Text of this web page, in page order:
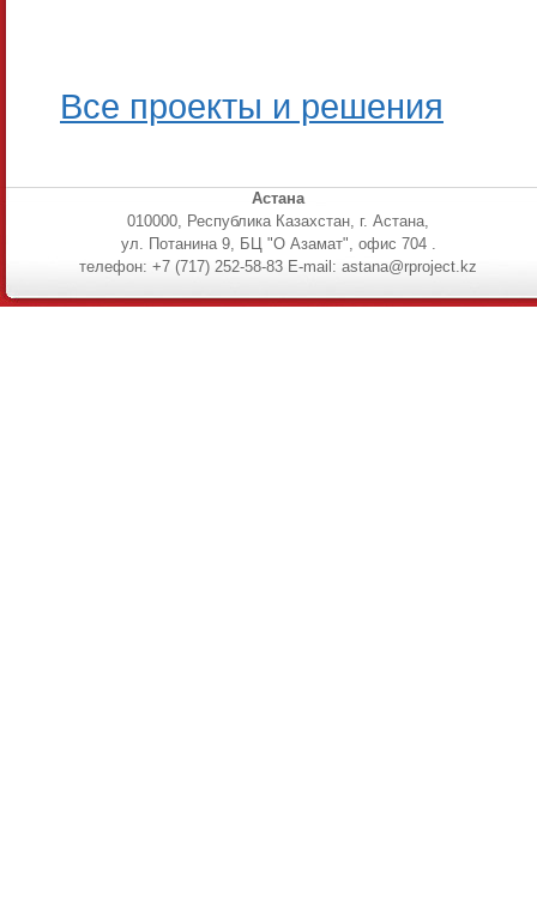
Все проекты и решения
Астана
010000, Республика Казахстан, г. Астана,
ул. Потанина 9, БЦ "О Азамат", офис 704 .
телефон: +7 (717) 252-58-83 E-mail: astana@rproject.kz